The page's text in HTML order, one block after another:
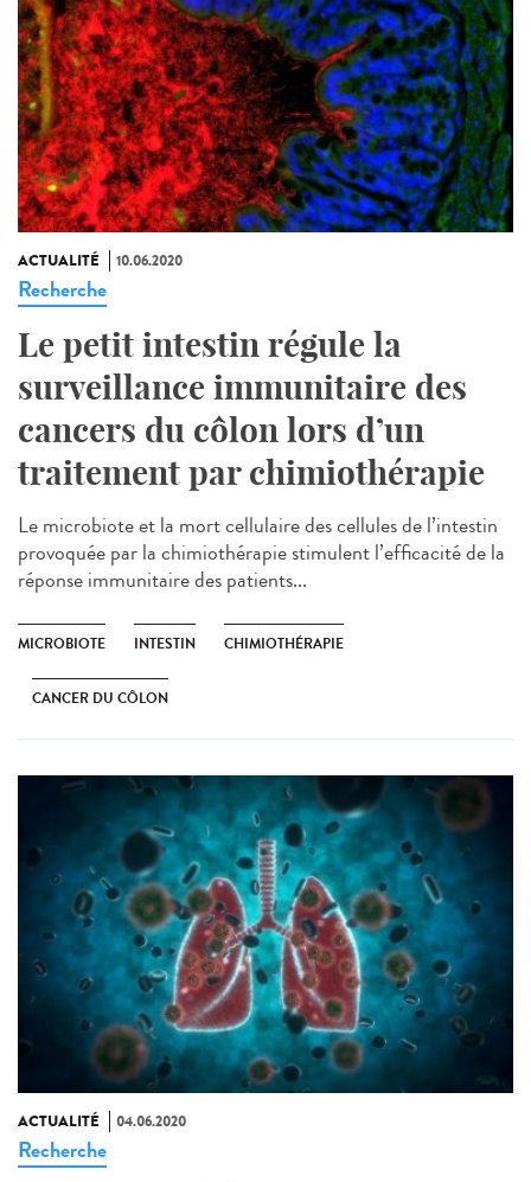
ACTUALITÉ 10.06.2020
Recherche
Le petit intestin régule la
surveillance immunitaire des
cancers du côlon lors d’un
traitement par chimiothérapie
Le microbiote et la mort cellulaire des cellules de l’intestin
provoquée par la chimiothérapie stimulent l’efficacité de la
réponse immunitaire des patients...
MICROBIOTE INTESTIN CHIMIOTHÉRAPIE
CANCER DU CÔLON
ACTUALITÉ 04.06.2020
Recherche